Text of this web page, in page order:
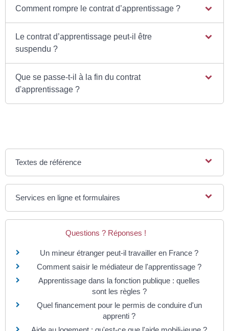
Comment rompre le contrat d’apprentissage ?
Le contrat d’apprentissage peut-il être
suspendu ?
Que se passe-t-il à la fin du contrat
d'apprentissage ?
Textes de référence
Services en ligne et formulaires
Questions ? Réponses !
Un mineur étranger peut-il travailler en France ?
Comment saisir le médiateur de l'apprentissage ?
Apprentissage dans la fonction publique : quelles
sont les règles ?
Quel financement pour le permis de conduire d'un
apprenti ?